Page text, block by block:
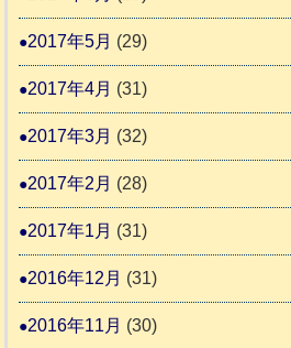
2017年5月 (29)
2017年4月 (31)
2017年3月 (32)
2017年2月 (28)
2017年1月 (31)
2016年12月 (31)
2016年11月 (30)